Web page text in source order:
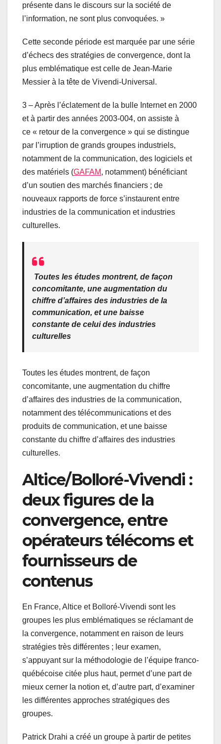
présente dans le discours sur la société de
l’information, ne sont plus convoquées. »
Cette seconde période est marquée par une série
d’échecs des stratégies de convergence, dont la
plus emblématique est celle de Jean-Marie
Messier à la tête de Vivendi-Universal.
3 – Après l’éclatement de la bulle Internet en 2000
et à partir des années 2003-004, on assiste à
ce « retour de la convergence » qui se distingue
par l’irruption de grands groupes industriels,
notamment de la communication, des logiciels et
des matériels (GAFAM, notamment) bénéficiant
d’un soutien des marchés financiers ; de
nouveaux rapports de force s’instaurent entre
industries de la communication et industries
culturelles.
Toutes les études montrent, de façon
concomitante, une augmentation du
chiffre d’affaires des industries de la
communication, et une baisse
constante de celui des industries
culturelles
Toutes les études montrent, de façon
concomitante, une augmentation du chiffre
d’affaires des industries de la communication,
notamment des télécommunications et des
produits de communication, et une baisse
constante du chiffre d’affaires des industries
culturelles.
Altice/Bolloré-Vivendi :
deux figures de la
convergence, entre
opérateurs télécoms et
fournisseurs de
contenus
En France, Altice et Bolloré-Vivendi sont les
groupes les plus emblématiques se réclamant de
la convergence, notamment en raison de leurs
stratégies très différentes ; leur examen,
s’appuyant sur la méthodologie de l’équipe franco-
québécoise citée plus haut, permet d’une part de
mieux cerner la notion et, d’autre part, d’examiner
les différentes approches stratégiques des
groupes.
Patrick Drahi a créé un groupe à partir de petites